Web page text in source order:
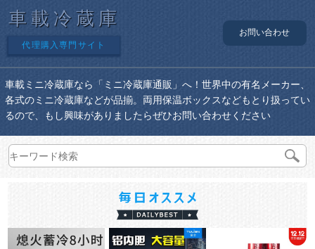
車載冷蔵庫
代理購入専門サイト
お問い合わせ
車載ミニ冷蔵庫なら「ミニ冷蔵庫通販」へ！世界中の有名メーカー、
各式のミニ冷蔵庫などが品揃。両用保温ボックスなどもとり扱ってい
るので、もし興味がありましたらぜひお問い合わせください